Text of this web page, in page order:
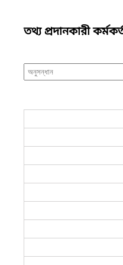
তথ্য প্রদানকারী